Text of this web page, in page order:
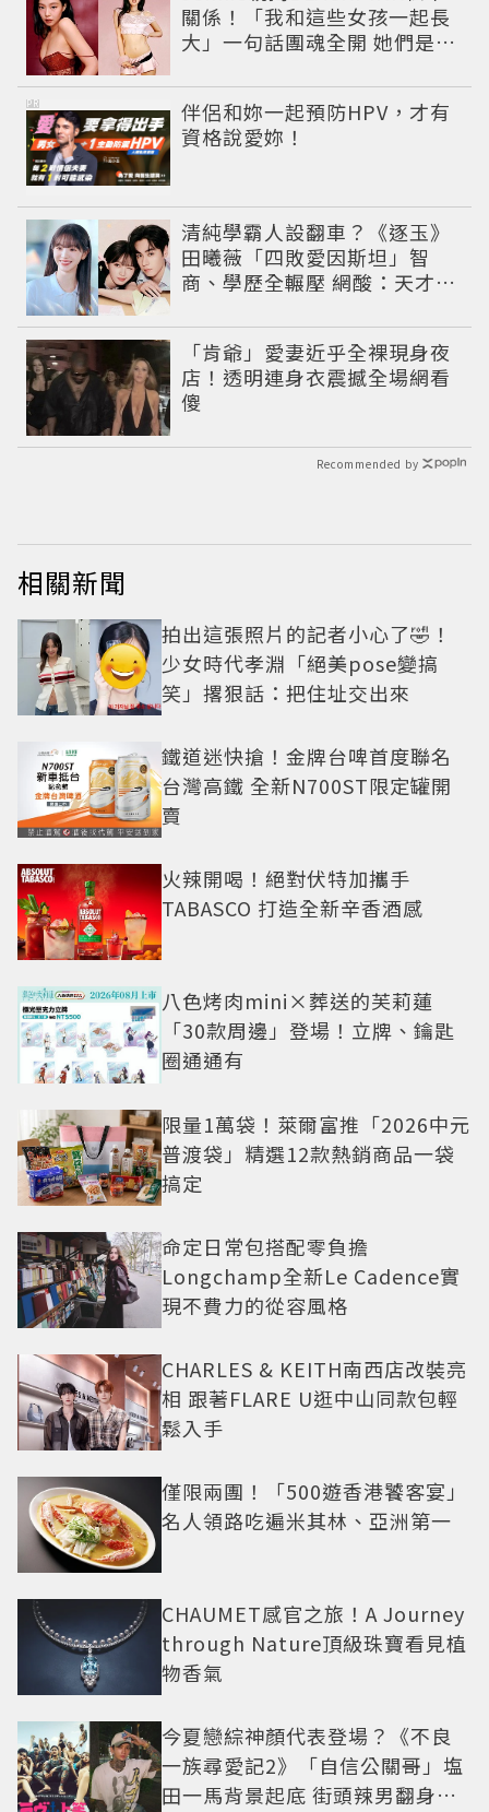
關係！「我和這些女孩一起長
大」一句話團魂全開 她們是彼
伴侶和妳一起預防HPV，才有
資格說愛妳！
PR
清純學霸人設翻車？《逐玉》
田曦薇「四敗愛因斯坦」智
商、學歷全輾壓 網酸：天才全
「肯爺」愛妻近乎全裸現身夜
店！透明連身衣震撼全場網看
傻
Recommended by
相關新聞
拍出這張照片的記者小心了🤣！
少女時代孝淵「絕美pose變搞
笑」撂狠話：把住址交出來
鐵道迷快搶！金牌台啤首度聯名
台灣高鐵 全新N700ST限定罐開
賣
火辣開喝！絕對伏特加攜手
TABASCO 打造全新辛香酒感
八色烤肉mini×葬送的芙莉蓮
「30款周邊」登場！立牌、鑰匙
圈通通有
限量1萬袋！萊爾富推「2026中元
普渡袋」精選12款熱銷商品一袋
搞定
命定日常包搭配零負擔
Longchamp全新Le Cadence實
現不費力的從容風格
CHARLES & KEITH南西店改裝亮
相 跟著FLARE U逛中山同款包輕
鬆入手
僅限兩團！「500遊香港饕客宴」
名人領路吃遍米其林、亞洲第一
CHAUMET感官之旅！A Journey
through Nature頂級珠寶看見植
物香氣
今夏戀綜神顏代表登場？《不良
一族尋愛記2》「自信公關哥」塩
田一馬背景起底 街頭辣男翻身當